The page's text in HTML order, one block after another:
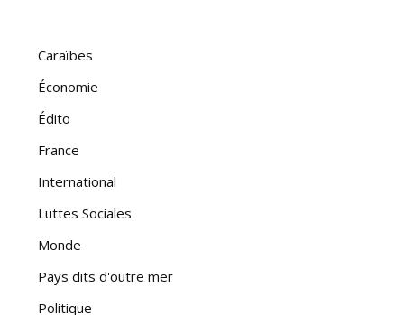
Caraïbes
Économie
Édito
France
International
Luttes Sociales
Monde
Pays dits d'outre mer
Politique